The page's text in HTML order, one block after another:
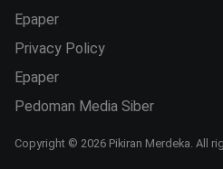
Epaper
Privacy Policy
Epaper
Pedoman Media Siber
Copyright © 2026 Pikiran Merdeka. All